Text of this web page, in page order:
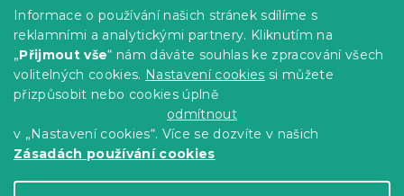
Informace o používání našich stránek sdílíme s
reklamními a analytickými partnery. Kliknutím na
„Přijmout vše“ nám dáváte souhlas ke zpracování všech
volitelných cookies. Nastavení cookies si můžete
přizpůsobit nebo cookies úplně
odmítnout
v „Nastavení cookies“. Více se dozvíte v našich
Zásadách používání cookies
Věrnostní program - Sleva až 10 %
Návody
Tabulky velikostí
Blog